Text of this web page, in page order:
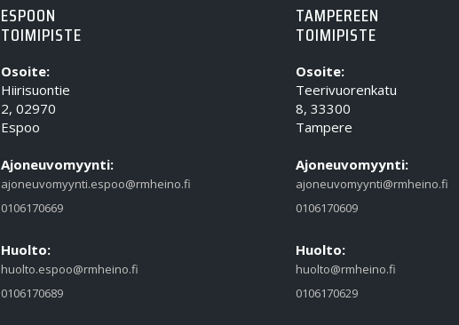
ESPOON
TOIMIPISTE
Osoite:
Hiirisuontie
2, 02970
Espoo
Ajoneuvomyynti:
ajoneuvomyynti.espoo@rmheino.fi
0106170669
Huolto:
huolto.espoo@rmheino.fi
0106170689
TAMPEREEN
TOIMIPISTE
Osoite:
Teerivuorenkatu
8, 33300
Tampere
Ajoneuvomyynti:
ajoneuvomyynti@rmheino.fi
0106170609
Huolto:
huolto@rmheino.fi
0106170629